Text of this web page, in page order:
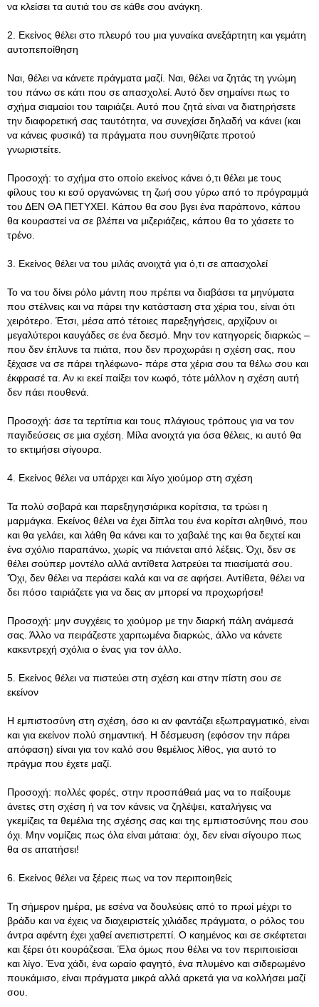
να κλείσει τα αυτιά του σε κάθε σου ανάγκη.
2. Εκείνος θέλει στο πλευρό του μια γυναίκα ανεξάρτητη και γεμάτη
αυτοπεποίθηση
Ναι, θέλει να κάνετε πράγματα μαζί. Ναι, θέλει να ζητάς τη γνώμη
του πάνω σε κάτι που σε απασχολεί. Αυτό δεν σημαίνει πως το
σχήμα σιαμαίοι του ταιριάζει. Αυτό που ζητά είναι να διατηρήσετε
την διαφορετική σας ταυτότητα, να συνεχίσει δηλαδή να κάνει (και
να κάνεις φυσικά) τα πράγματα που συνηθίζατε προτού
γνωριστείτε.
Προσοχή: το σχήμα στο οποίο εκείνος κάνει ό,τι θέλει με τους
φίλους του κι εσύ οργανώνεις τη ζωή σου γύρω από το πρόγραμμά
του ΔΕΝ ΘΑ ΠΕΤΥΧΕΙ. Κάπου θα σου βγει ένα παράπονο, κάπου
θα κουραστεί να σε βλέπει να μιζεριάζεις, κάπου θα το χάσετε το
τρένο.
3. Εκείνος θέλει να του μιλάς ανοιχτά για ό,τι σε απασχολεί
Το να του δίνει ρόλο μάντη που πρέπει να διαβάσει τα μηνύματα
που στέλνεις και να πάρει την κατάσταση στα χέρια του, είναι ότι
χειρότερο. Έτσι, μέσα από τέτοιες παρεξηγήσεις, αρχίζουν οι
μεγαλύτεροι καυγάδες σε ένα δεσμό. Μην τον κατηγορείς διαρκώς –
που δεν έπλυνε τα πιάτα, που δεν προχωράει η σχέση σας, που
ξέχασε να σε πάρει τηλέφωνο- πάρε στα χέρια σου τα θέλω σου και
έκφρασέ τα. Αν κι εκεί παίξει τον κωφό, τότε μάλλον η σχέση αυτή
δεν πάει πουθενά.
Προσοχή: άσε τα τερτίπια και τους πλάγιους τρόπους για να τον
παγιδεύσεις σε μια σχέση. Μίλα ανοιχτά για όσα θέλεις, κι αυτό θα
το εκτιμήσει σίγουρα.
4. Εκείνος θέλει να υπάρχει και λίγο χιούμορ στη σχέση
Τα πολύ σοβαρά και παρεξηγησιάρικα κορίτσια, τα τρώει η
μαρμάγκα. Εκείνος θέλει να έχει δίπλα του ένα κορίτσι αληθινό, που
και θα γελάει, και λάθη θα κάνει και το χαβαλέ της και θα δεχτεί και
ένα σχόλιο παραπάνω, χωρίς να πιάνεται από λέξεις. Όχι, δεν σε
θέλει σούπερ μοντέλο αλλά αντίθετα λατρεύει τα πιασίματά σου.
'Όχι, δεν θέλει να περάσει καλά και να σε αφήσει. Αντίθετα, θέλει να
δει πόσο ταιριάζετε για να δεις αν μπορεί να προχωρήσει!
Προσοχή: μην συγχέεις το χιούμορ με την διαρκή πάλη ανάμεσά
σας. Άλλο να πειράζεστε χαριτωμένα διαρκώς, άλλο να κάνετε
κακεντρεχή σχόλια ο ένας για τον άλλο.
5. Εκείνος θέλει να πιστεύει στη σχέση και στην πίστη σου σε
εκείνον
Η εμπιστοσύνη στη σχέση, όσο κι αν φαντάζει εξωπραγματικό, είναι
και για εκείνον πολύ σημαντική. Η δέσμευση (εφόσον την πάρει
απόφαση) είναι για τον καλό σου θεμέλιος λίθος, για αυτό το
πράγμα που έχετε μαζί.
Προσοχή: πολλές φορές, στην προσπάθειά μας να το παίξουμε
άνετες στη σχέση ή να τον κάνεις να ζηλέψει, καταλήγεις να
γκεμίζεις τα θεμέλια της σχέσης σας και της εμπιστοσύνης που σου
όχι. Μην νομίζεις πως όλα είναι μάταια: όχι, δεν είναι σίγουρο πως
θα σε απατήσει!
6. Εκείνος θέλει να ξέρεις πως να τον περιποιηθείς
Τη σήμερον ημέρα, με εσένα να δουλεύεις από το πρωί μέχρι το
βράδυ και να έχεις να διαχειριστείς χιλιάδες πράγματα, ο ρόλος του
άντρα αφέντη έχει χαθεί ανεπιστρεπτί. Ο καημένος και σε σκέφτεται
και ξέρει ότι κουράζεσαι. Έλα όμως που θέλει να τον περιποιείσαι
και λίγο. Ένα χάδι, ένα ωραίο φαγητό, ένα πλυμένο και σιδερωμένο
πουκάμισο, είναι πράγματα μικρά αλλά αρκετά για να κολλήσει μαζί
σου.